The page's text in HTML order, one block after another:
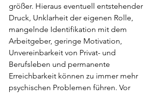
größer. Hieraus eventuell entstehender
Druck, Unklarheit der eigenen Rolle,
mangelnde Identifikation mit dem
Arbeitgeber, geringe Motivation,
Unvereinbarkeit von Privat- und
Berufsleben und permanente
Erreichbarkeit können zu immer mehr
psychischen Problemen führen. Vor